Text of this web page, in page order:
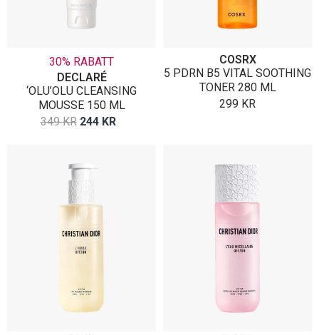
30% RABATT
DECLARÉ
‘OLU’OLU CLEANSING
MOUSSE 150 ML
349KR OPPRINNELIG
244 KR
COSRX
5 PDRN B5 VITAL SOOTHING
TONER 280 ML
299 KR